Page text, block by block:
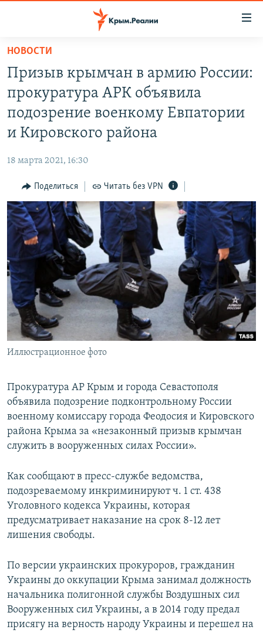
Вернуться
основному
содержанию
Вернутся
главной
Вернутся
поиску
СПЕЦПРОЕКТЫ
КАРТА ВОЕННЫХ ОБЪЕКТОВ КРЫМА
ВОДА
ИСТОРИЯ
ИНТЕРАКТИВ
ИНФОГРАФИКА
ТЕЛЕПРОЕКТ КРЫМ.РЕАЛИИ
СОВЕТЫ ПРАВОЗАЩИТНИКОВ
ПРОПАВШИЕ БЕЗ ВЕСТИ
ПОБЕДИТЕЛЕЙ НЕ СУДЯТ?
КРЫМ.НЕПОКОРЕННЫЙ
ELIFBE
УКРАИНСКАЯ ПРОБЛЕМА КРЫМА
РАДІО СВОБОДА
КАК ОБОЙТИ БЛОКИРОВКУ
Українською
Qırımtatar
ПРИСОЕДИНЯЙТЕСЬ!
Все сайты RFE/RL
НОВОСТИ
Призыв крымчан в армию России:
прокуратура АРК объявила
подозрение военкому Евпатории
и Кировского района
18 марта 2021, 16:30
Поделиться Читать без VPN
Иллюстрационное фото
Прокуратура АР Крым и города Севастополя
объявила подозрение подконтрольному России
военному комиссару города Феодосия и Кировского
района Крыма за «незаконный призыв крымчан
служить в вооруженных силах России».
Как сообщают в пресс-службе ведомства,
подозреваемому инкриминируют ч. 1 ст. 438
Уголовного кодекса Украины, которая
предусматривает наказание на срок 8-12 лет
лишения свободы.
По версии украинских прокуроров, гражданин
Украины до оккупации Крыма занимал должность
начальника полигонной службы Воздушных сил
Вооруженных сил Украины, а в 2014 году предал
присягу на верность народу Украины и перешел на